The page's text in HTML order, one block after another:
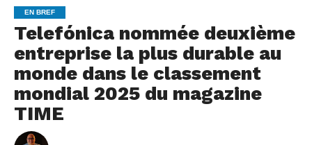
EN BREF
Telefónica nommée deuxième
entreprise la plus durable au
monde dans le classement
mondial 2025 du magazine
TIME